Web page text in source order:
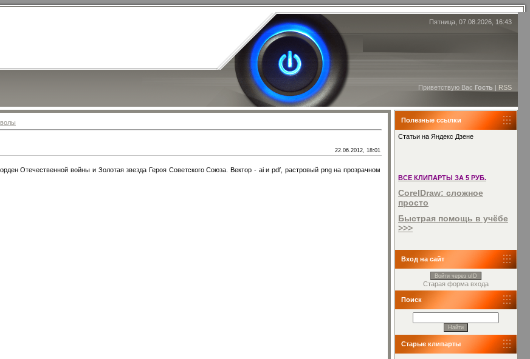
Пятница, 07.08.2026, 16:43
Приветствую Вас Гость | RSS
22.06.2012, 18:01
Отечественной войны и Золотая звезда Героя Советского Союза. Вектор - ai и pdf, растровый png на прозрачном
Полезные ссылки
Статьи на Яндекс Дзене
ВСЕ КЛИПАРТЫ ЗА 5 РУБ.
CorelDraw: сложное
просто
Быстрая помощь в учёбе
>>>
Вход на сайт
Войти через uID
Старая форма входа
Поиск
Старые клипарты